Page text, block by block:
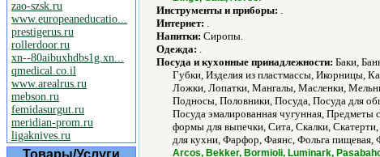
zao-szsk.ru
www.europeaneducatio...
prestigerus.ru
rollerdoor.ru
xn--80aibuxhdbs1g.xn...
qmedical.co.il
www.arealrus.ru
mebson.ru
femidasurgut.ru
meridian-prom.ru
ligaknives.ru
Товары/Услуги
Инструменты и приборы: .
Интернет: .
Напитки: Сиропы.
Одежда: .
Посуда и кухонные принадлежности: Баки,
Губки, Изделия из пластмассы, Икорницы,
Ложки, Лопатки, Мангалы, Масленки,
Подносы, Половники, Посуда, Посуда для
Посуда эмалированная чугунная,
формы для выпечки, Сита, Скалки,
для кухни, Фарфор, Фаянс, Фольга
Arcos, Bekker, Bormioli, Luminark,